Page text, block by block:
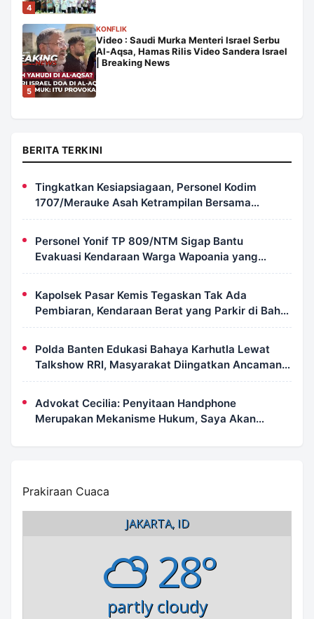
4
5
KONFLIK
Video : Saudi Murka Menteri Israel Serbu
Al-Aqsa, Hamas Rilis Video Sandera Israel
| Breaking News
BERITA TERKINI
Tingkatkan Kesiapsiagaan, Personel Kodim
1707/Merauke Asah Ketrampilan Bersama
Petugas Damkar
Personel Yonif TP 809/NTM Sigap Bantu
Evakuasi Kendaraan Warga Wapoania yang
Terperosok ke Jurang
Kapolsek Pasar Kemis Tegaskan Tak Ada
Pembiaran, Kendaraan Berat yang Parkir di Bahu
Jalan Langsung Ditertibkan
Polda Banten Edukasi Bahaya Karhutla Lewat
Talkshow RRI, Masyarakat Diingatkan Ancaman
Pidana Pembakaran Lahan
Advokat Cecilia: Penyitaan Handphone
Merupakan Mekanisme Hukum, Saya Akan
Prakiraan Cuaca
JAKARTA, ID
28°
partly cloudy